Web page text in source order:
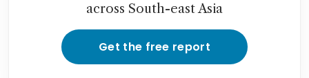
across South-east Asia
Get the free report